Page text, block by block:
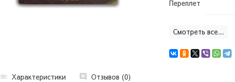
Переплет
Смотреть все...
Характеристики Отзывов (0)